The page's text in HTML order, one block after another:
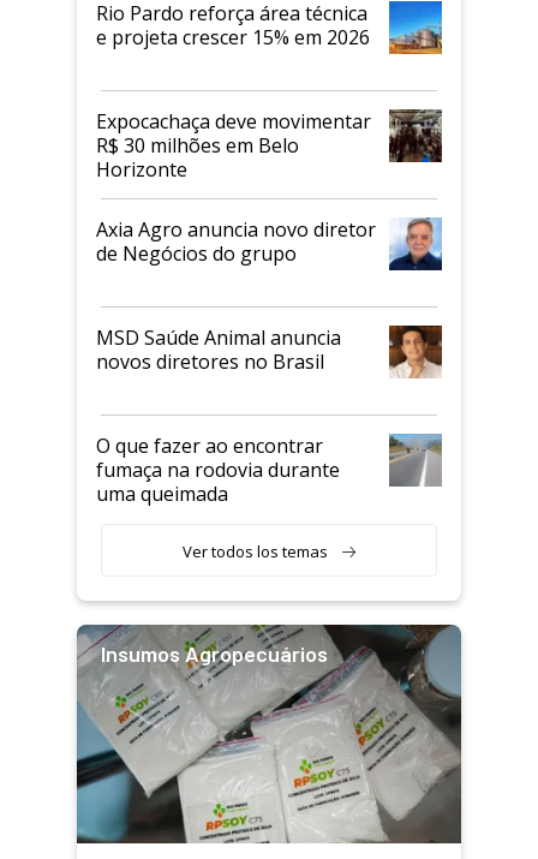
Rio Pardo reforça área técnica
e projeta crescer 15% em 2026
Expocachaça deve movimentar
R$ 30 milhões em Belo
Horizonte
Axia Agro anuncia novo diretor
de Negócios do grupo
MSD Saúde Animal anuncia
novos diretores no Brasil
O que fazer ao encontrar
fumaça na rodovia durante
uma queimada
Ver todos los temas
Insumos Agropecuários